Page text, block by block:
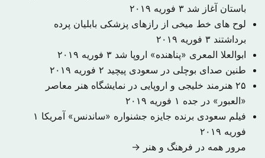
باستان آغاز شد ۳ فوریه ۲۰۱۹
لوح های خط میخی از رازهای پزشکی بابلیان پرده
برداشتند ۳ فوریه ۲۰۱۹
ابوالعلا المعری «پناهنده» اروپا شد ۳ فوریه ۲۰۱۹
طنین صدای بوچلی در سعودی پیچید ۲ فوریه ۲۰۱۹
۲۵ هنرمند خلیجی و اروپایی در نمایشگاه هنر معاصر
«العبور» در جده ۱ فوریه ۲۰۱۹
فیلم سعودی برنده جایزه جشنواره «ساندنس» آمریکا ۱
فوریه ۲۰۱۹
مرور همه در فرهنگ و هنر →